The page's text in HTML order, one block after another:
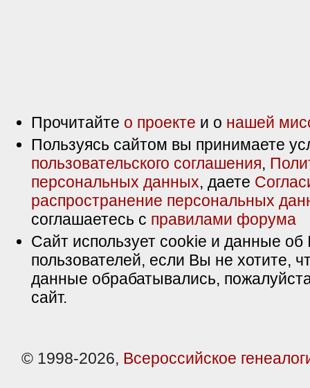
Прочитайте о проекте и о нашей
Пользуясь сайтом вы принимаете
пользовательского соглашения,
персональных данных, даете
распространение персональных
соглашаетесь с правилами форума
Сайт использует cookie и данные об
пользователей, если Вы не хотите,
данные обрабатывались,
сайт.
© 1998-2026, Всероссийское